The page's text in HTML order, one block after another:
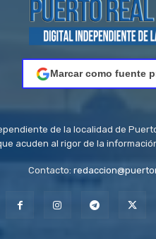
Marcar como fuente
de la localidad de
acuden al rigor de la
Contacto: